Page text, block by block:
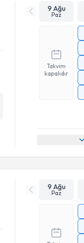
9 Ağu
Paz
Takvim
kapalıdır
9 Ağu
Paz